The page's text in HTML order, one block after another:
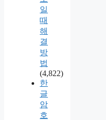
일
때
해
결
방
법
(4,822)
한
글
암
호